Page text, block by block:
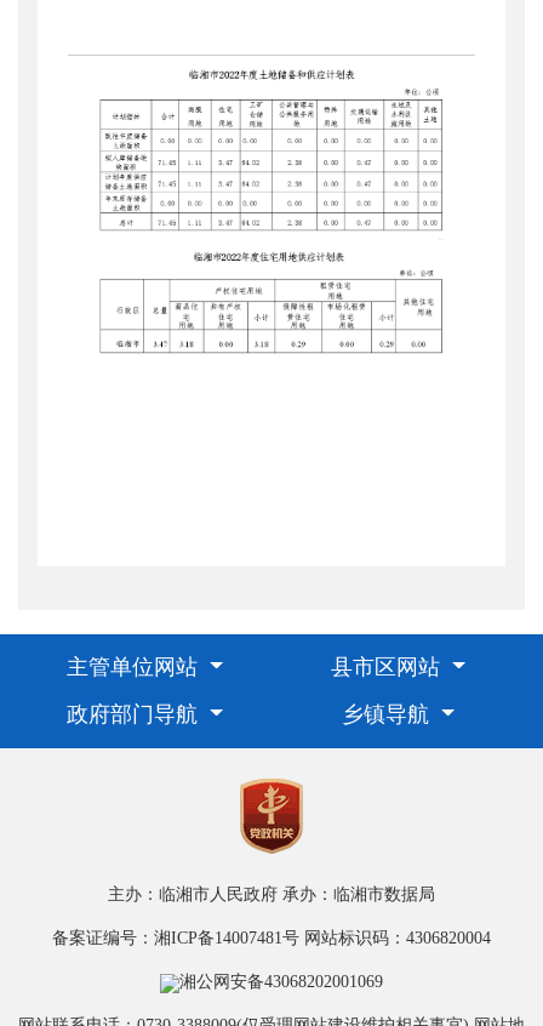
主管单位网站
县市区网站
政府部门导航
乡镇导航
主办：临湘市人民政府 承办：临湘市数据局
备案证编号：湘ICP备14007481号 网站标识码：4306820004
湘公网安备43068202001069